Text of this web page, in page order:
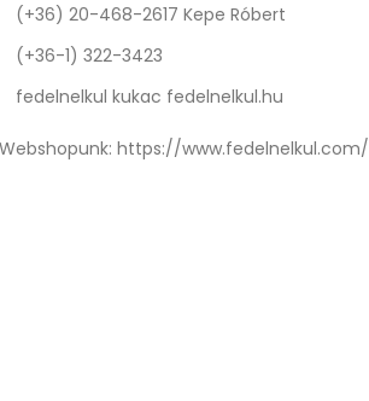
(+36) 20-468-2617 Kepe Róbert
(+36-1) 322-3423
fedelnelkul kukac fedelnelkul.hu
Webshopunk: https://www.fedelnelkul.com/